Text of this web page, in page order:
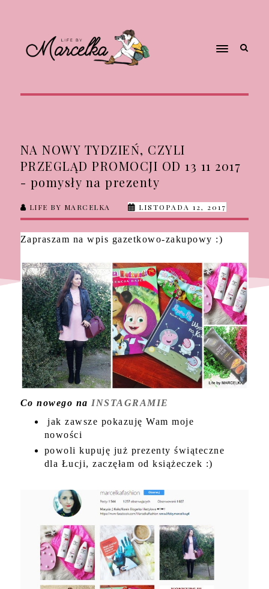
NA NOWY TYDZIEŃ, CZYLI
PRZEGLĄD PROMOCJI OD 13 11 2017
- pomysły na prezenty
LIFE BY MARCELKA LISTOPADA 12, 2017
Zapraszam na wpis gazetkowo-zakupowy :)
Co nowego na INSTAGRAMIE
jak zawsze pokazuję Wam moje
nowości
powoli kupuję już prezenty świąteczne
dla Łucji, zaczęłam od książeczek :)